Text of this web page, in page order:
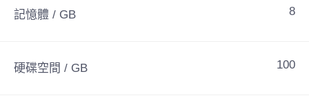
記憶體 / GB 8
硬碟空間 / GB 100